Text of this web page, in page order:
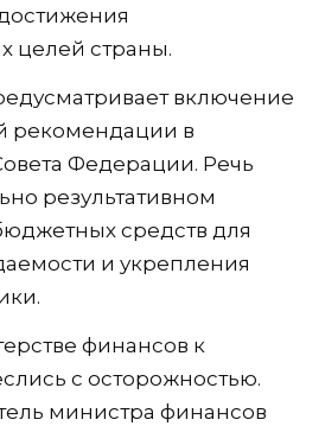
целей страны.
включение
рекомендации в
Федерации. Речь
результативном
средств для
и укрепления
финансов к
с осторожностью.
министра финансов